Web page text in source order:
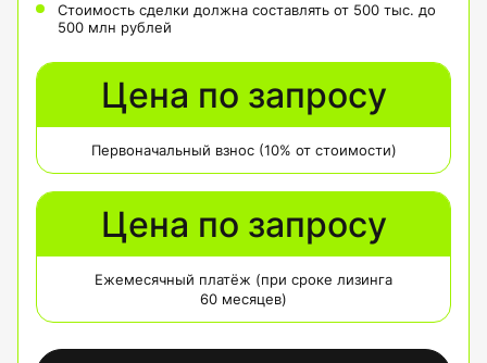
Стоимость сделки должна составлять от 500 тыс. до
500 млн рублей
Цена по запросу
Первоначальный взнос (10% от стоимости)
Цена по запросу
Ежемесячный платёж (при сроке лизинга
60 месяцев)